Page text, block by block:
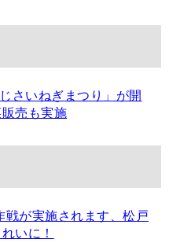
さいねぎまつり」が開
売も実施
戦が実施されます、松戸
いに！